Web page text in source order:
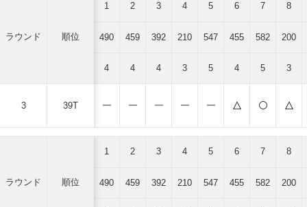
ラウンド 順位
3 39T
1 2 3 4 5 6 7 8
490 459 392 210 547 455 582 200
4 4 4 3 5 4 5 3
ラウンド 順位
1 2 3 4 5 6 7 8
490 459 392 210 547 455 582 200